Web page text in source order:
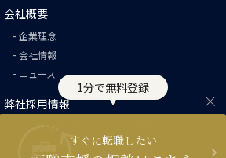
会社概要
企業理念
会社情報
ニュース
弊社採用情報
メンバー紹介
1分で無料登録
すぐに転職したい